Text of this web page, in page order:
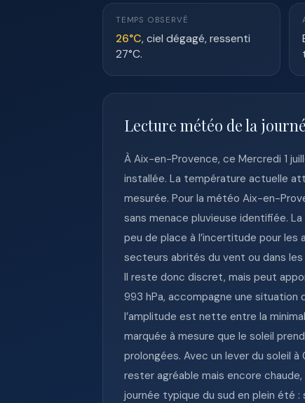
TEMPS OBSERVÉ
26°C, ciel dégagé, ressenti
27°C.
Lecture météo de la
À Aix-en-Provence, ce Mercredi 1
installée. La température actuelle
mesurée. Pour la météo Aix-en-
sans menace pluvieuse identifiée.
peu de place à l’incertitude pour
secteurs abrités du vent ou dans les
Il reste donc discret, mais peut
993 hPa, accompagne une situation
l’amplitude est nette entre la
marquée à mesure que le soleil
prolongées. Avec un lever du soleil
rester agréable mais encore
journée typique du sud en plein été